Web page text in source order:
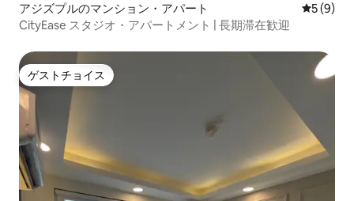
アジズプルのマンション・アパート レビュー
5 (9)
CityEase スタジオ・アパートメント | 長期滞在歓迎
ゲストチョイス
ゲストチョイス